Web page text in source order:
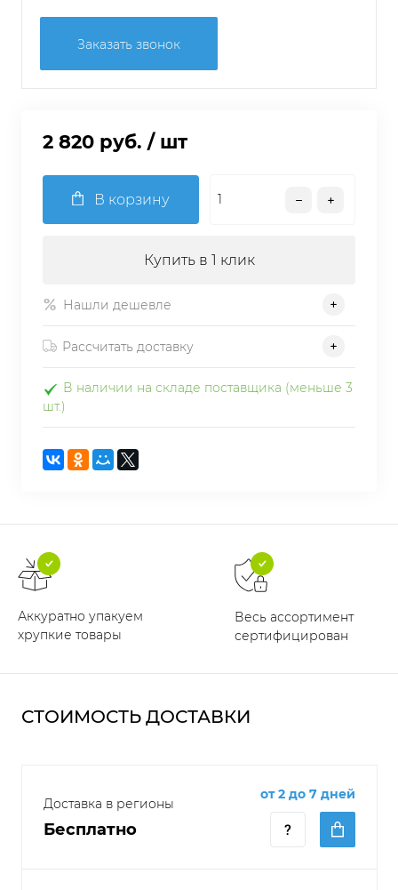
Заказать звонок
2 820 руб. / шт
В корзину
Купить в 1 клик
Нашли дешевле
Рассчитать доставку
В наличии на складе поставщика (меньше 3
шт.)
Аккуратно упакуем
хрупкие товары
Весь ассортимент
сертифицирован
СТОИМОСТЬ ДОСТАВКИ
Доставка в регионы
Бесплатно
от 2 до 7 дней